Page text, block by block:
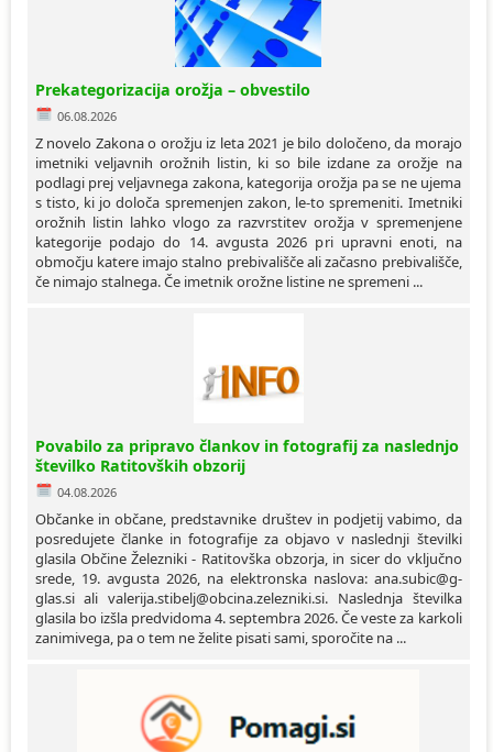
Prekategorizacija orožja – obvestilo
06.08.2026
Z novelo Zakona o orožju iz leta 2021 je bilo določeno, da morajo
imetniki veljavnih orožnih listin, ki so bile izdane za orožje na
podlagi prej veljavnega zakona, kategorija orožja pa se ne ujema
s tisto, ki jo določa spremenjen zakon, le-to spremeniti. Imetniki
orožnih listin lahko vlogo za razvrstitev orožja v spremenjene
kategorije podajo do 14. avgusta 2026 pri upravni enoti, na
območju katere imajo stalno prebivališče ali začasno prebivališče,
če nimajo stalnega. Če imetnik orožne listine ne spremeni ...
Povabilo za pripravo člankov in fotografij za naslednjo
številko Ratitovških obzorij
04.08.2026
Občanke in občane, predstavnike društev in podjetij vabimo, da
posredujete članke in fotografije za objavo v naslednji številki
glasila Občine Železniki - Ratitovška obzorja, in sicer do vključno
srede, 19. avgusta 2026, na elektronska naslova: ana.subic@g-
glas.si ali valerija.stibelj@obcina.zelezniki.si. Naslednja številka
glasila bo izšla predvidoma 4. septembra 2026. Če veste za karkoli
zanimivega, pa o tem ne želite pisati sami, sporočite na ...
Fotogalerija
Varstvo osebnih podatkov
Katalog informacij javnega značaja
Koledar odvoza odpadkov
Varuhov kotiček
Uradni dokumenti in povezave